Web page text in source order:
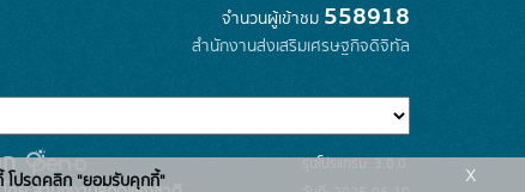
จำนวนผู้เข้าชม 558918
สำนักงานส่งเสริมเศรษฐกิจดิจิทัล
รุ่นโปรแกรม: 3.0.0
โปรดคลิก "ยอมรับคุกกี้" x